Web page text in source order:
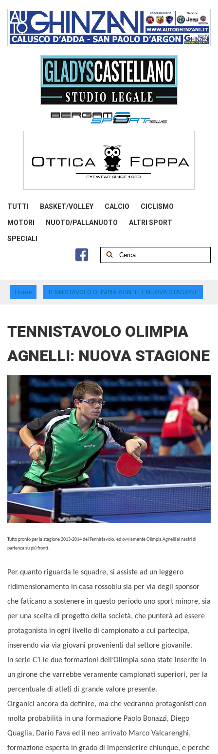
TUTTI BASKET/VOLLEY CALCIO CICLISMO
MOTORI NUOTO/PALLANUOTO ALTRI SPORT
SPECIALI
Home TENNISTAVOLO OLIMPIA AGNELLI: NUOVA STAGIONE
TENNISTAVOLO OLIMPIA
AGNELLI: NUOVA STAGIONE
Tutto pronto per la stagione 2013-2014 del Tennistavolo, ed ovviamente Olimpia Agnelli ai nastri di
partenza su più fronti.
Per quanto riguarda le squadre, si assiste ad un leggero
ridimensionamento in casa rossoblu sia per via degli sponsor
che faticano a sostenere in questo periodo uno sport minore, sia
per una scelta di progetto della società, che punterà ad essere
protagonista in ogni livello di campionato a cui partecipa,
inserendo via via giovani provenienti dal settore giovanile.
In serie C1 le due formazioni dell’Olimpia sono state inserite in
un girone che varrebbe veramente campionati superiori, per la
percentuale di atleti di grande valore presente.
Organici ancora da definire, ma che vedranno protagonisti con
molta probabilità in una formazione Paolo Bonazzi, Diego
Quaglia, Dario Fava ed il neo arrivato Marco Valcarenghi,
formazione esperta in grado di impensierire chiunque, e perchè